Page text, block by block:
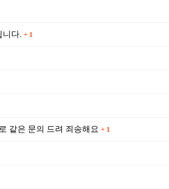
니다. + 1
같은 문의 드려 죄송해요 + 1